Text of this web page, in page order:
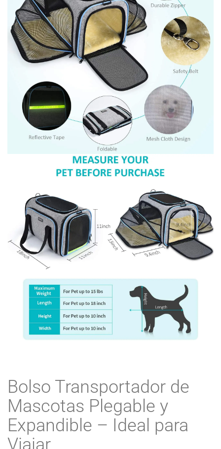
Bolso Transportador de
Mascotas Plegable y
Expandible – Ideal para
Viajar